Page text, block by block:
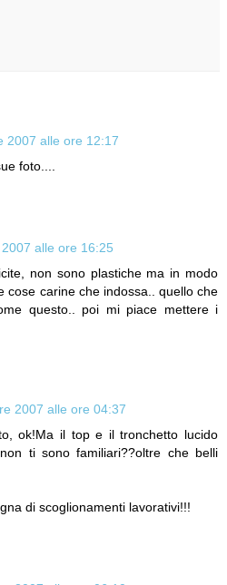
2007 alle ore 12:17
foto....
alle ore 16:25
non sono plastiche ma in modo
cose carine che indossa.. quello che
questo.. poi mi piace mettere i
2007 alle ore 04:37
ok!Ma il top e il tronchetto lucido
ti sono familiari??oltre che belli
di scoglionamenti lavorativi!!!